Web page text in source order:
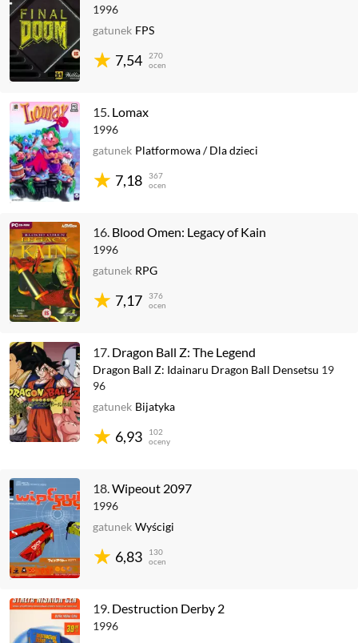
1996
7,54
270
ocen
gatunek FPS
15. Lomax
1996
7,18
367
ocen
gatunek Platformowa/Dla dzieci
16. Blood Omen: Legacy of Kain
1996
7,17
376
ocen
gatunek RPG
17. Dragon Ball Z: The Legend
Dragon Ball Z: Idainaru Dragon Ball Densetsu 19
96
6,93
102
oceny
gatunek Bijatyka
18.Wipeout 2097
1996
6,83
130
ocen
gatunek Wyścigi
19. Destruction Derby 2
1996